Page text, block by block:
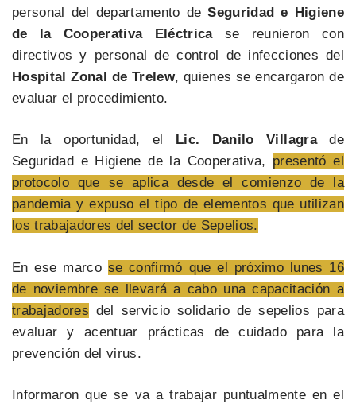
personal del departamento de Seguridad e Higiene
de la Cooperativa Eléctricase reunieron con
directivos y personal de control de infecciones del
Hospital Zonal de Trelew, quienes se encargaron de
evaluar el procedimiento.
En la oportunidad, el Lic. Danilo Villagrade
Seguridad e Higiene de la Cooperativa, presentó el
protocolo que se aplica desde el comienzo de la
pandemia y expuso el tipo de elementos que utilizan
los trabajadores del sector de Sepelios.
En ese marco se confirmó que el próximo lunes 16
de noviembre se llevará a cabo una capacitación a
trabajadores del servicio solidario de sepelios para
evaluar y acentuar prácticas de cuidado para la
prevención del virus.
Informaron que se va a trabajar puntualmente en el